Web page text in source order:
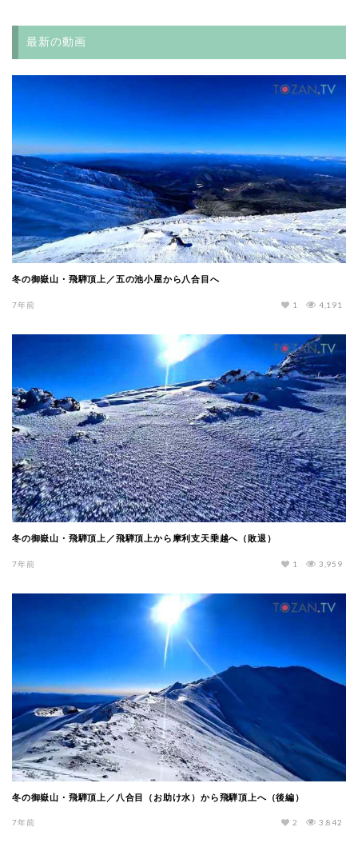
最新の動画
冬の御嶽山・飛騨頂上／五の池小屋から八合目へ
7年前 4,191
1
冬の御嶽山・飛騨頂上／飛騨頂上から摩利支天乗越へ（敗退）
7年前 3,959
1
冬の御嶽山・飛騨頂上／八合目（お助け水）から飛騨頂上へ（後編）
7年前 3,842
2